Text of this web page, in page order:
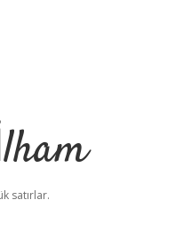
satırlar.